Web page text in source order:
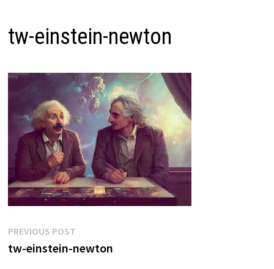
tw-einstein-newton
Post
navigation
PREVIOUS POSTPrevious
post:
tw-einstein-newton